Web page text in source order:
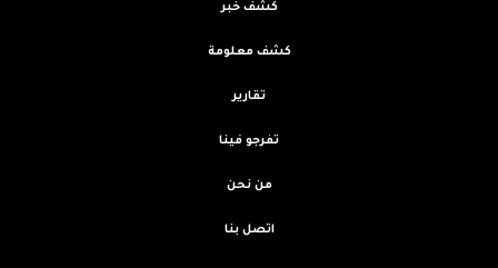
كشف خبر
كشف معلومة
تقارير
تفرجو فينا
من نحن
اتصل بنا